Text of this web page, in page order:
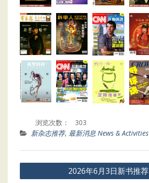
浏览次数：
303
新杂志推荐, 最新消息 News & Activities
Post
navigation
2026年6月3日新书推荐